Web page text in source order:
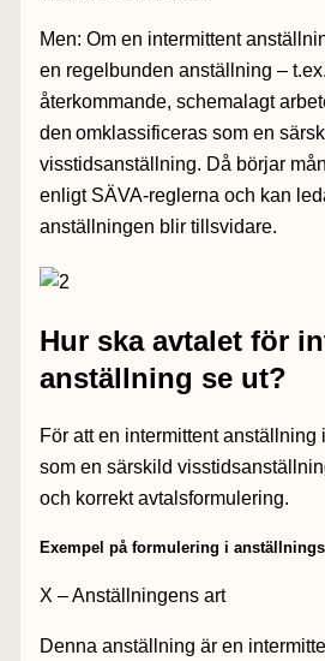
Men: Om en intermittent
en regelbunden anställning –
återkommande, schemalagt
den omklassificeras som en
visstidsanställning. Då börjar
enligt SÄVA-reglerna och kan
anställningen blir tillsvidare.
Hur ska avtalet för
anställning se ut?
För att en intermittent anställning
som en särskild
och korrekt avtalsformulering.
Exempel på formulering i
X – Anställningens art
Denna anställning är en